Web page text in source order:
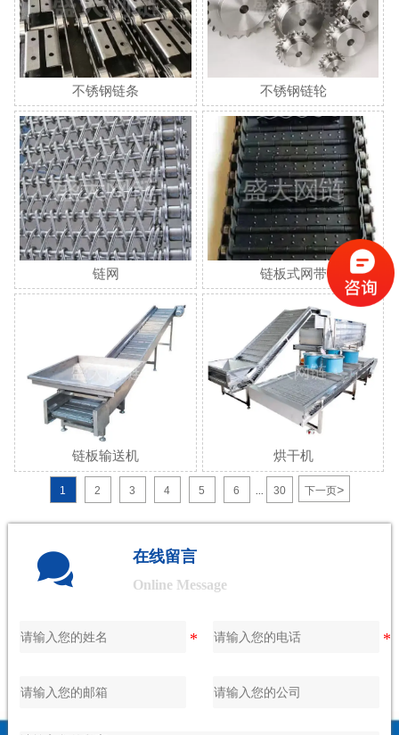
不锈钢链条 不锈钢链轮
链网 链板式网带
链板输送机 烘干机
1 2 3 4 5 6 ... 30 下一页>
 在线留言
Online Message